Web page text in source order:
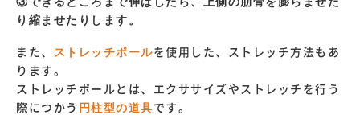
り縮ませたりします。
また、 ストレッチポールを使用した、ストレッチ方法もあ
ります。
ストレッチポールとは、エクササイズやストレッチを行う
際につかう 円柱型の道具 です。